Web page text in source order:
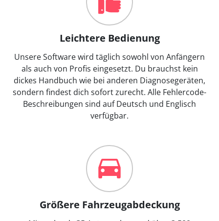
Leichtere Bedienung
Unsere Software wird täglich sowohl von Anfängern
als auch von Profis eingesetzt. Du brauchst kein
dickes Handbuch wie bei anderen Diagnosegeräten,
sondern findest dich sofort zurecht. Alle Fehlercode-
Beschreibungen sind auf Deutsch und Englisch
verfügbar.
Größere Fahrzeugabdeckung